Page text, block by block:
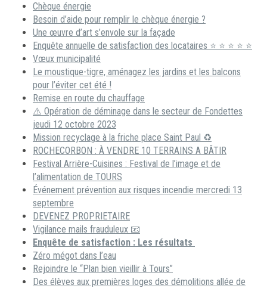
Chèque énergie
Besoin d’aide pour remplir le chèque énergie ?
Une œuvre d’art s’envole sur la façade
Enquête annuelle de satisfaction des locataires ⭐ ⭐ ⭐ ⭐ ⭐
Vœux municipalité
Le moustique-tigre, aménagez les jardins et les balcons
pour l’éviter cet été !
Remise en route du chauffage
⚠️ Opération de déminage dans le secteur de Fondettes
jeudi 12 octobre 2023
Mission recyclage à la friche place Saint Paul ♻️
ROCHECORBON : À VENDRE 10 TERRAINS A BÂTIR
Festival Arrière-Cuisines : Festival de l’image et de
l’alimentation de TOURS
Événement prévention aux risques incendie mercredi 13
septembre
DEVENEZ PROPRIETAIRE
Vigilance mails frauduleux 📧
Enquête de satisfaction : Les résultats
Zéro mégot dans l’eau
Rejoindre le “Plan bien vieillir à Tours”
Des élèves aux premières loges des démolitions allée de